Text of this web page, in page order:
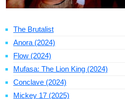
The Brutalist
Anora (2024)
Flow (2024)
Mufasa: The Lion King (2024)
Conclave (2024)
Mickey 17 (2025)